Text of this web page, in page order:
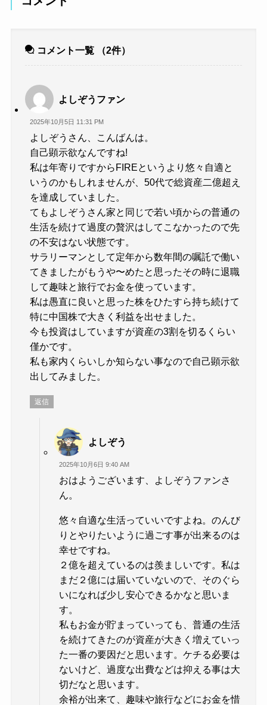
コメント一覧 （2件）
よしぞうファン
2025年10月5日 11:31 PM
よしぞうさん、こんばんは。
自己顕示欲なんですね!
私は年寄りですからFIREというより悠々自適と
いうのかもしれませんが、50代で総資産二億超え
を達成していました。
てもよしぞうさん家と同じで若い頃からの普通の
生活を続けて過度の贅沢はしてこなかったので先
の不安はない状態です。
サラリーマンとして定年から数年間の嘱託で働い
てきましたがもうや〜めたと思ったその時に退職
して趣味と旅行でお金を使っています。
私は愚直に良いと思った株をひたすら持ち続けて
特に中国株で大きく利益を出せました。
今も投資はしていますが資産の3割を切るくらい
僅かです。
私も家内くらいしか知らない事なので自己顕示欲
出してみました。
返信
よしぞう
2025年10月6日 9:40 AM
おはようございます、よしぞうファンさ
ん。
悠々自適な生活っていいですよね。のんび
りとやりたいように過ごす事が出来るのは
幸せですね。
２億を超えているのは羨ましいです。私は
まだ２億には届いていないので、そのぐら
いになれば少し安心できるかなと思いま
す。
私もお金が貯まっていっても、普通の生活
を続けてきたのが資産が大きく増えていっ
た一番の要因だと思います。ケチる必要は
ないけど、過度な出費などは抑える事は大
切だなと思います。
余裕が出来て、趣味や旅行などにお金を惜